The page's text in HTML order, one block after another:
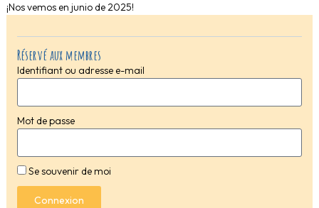
Réservé aux membres
Identifiant ou adresse e-mail
Mot de passe
Se souvenir de moi
Connexion
¡Nos vemos en junio de 2025!